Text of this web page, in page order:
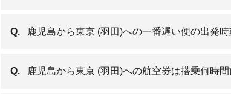
Q. 鹿児島から東京 (羽田)への一番遅い便の出発
Q. 鹿児島から東京 (羽田)への航空券は搭乗何時